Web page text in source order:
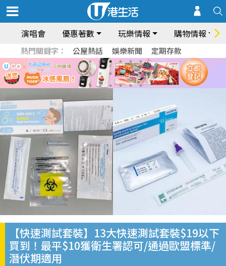
演唱會 優惠著數 玩樂情報 購物情報
熱門關鍵字： 公屋熱話 娛樂新聞 定期存款
【快速測試套裝】13大快速測試套裝$19以下
買到！最平$10獲衛生署認可/通過歐盟標準/
潛伏期適用